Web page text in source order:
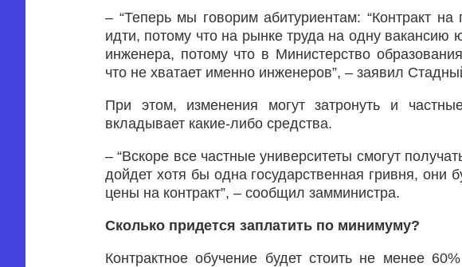
– “Теперь мы говорим абитуриентам: “Контракт
идти, потому что на рынке труда на одну вакансию
инженера, потому что в Министерство
что не хватает именно инженеров”, – заявил
При этом, изменения могут затронуть и
вкладывает какие-либо средства.
– “Вскоре все частные университеты смогут
дойдет хотя бы одна государственная гривня, они
цены на контракт”, – сообщил замминистра.
Сколько придется заплатить по минимуму?
Контрактное обучение будет стоить не менее